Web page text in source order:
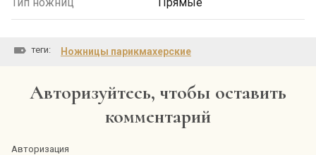
теги: Ножницы парикмахерские
Авторизуйтесь, чтобы оставить
комментарий
Авторизация